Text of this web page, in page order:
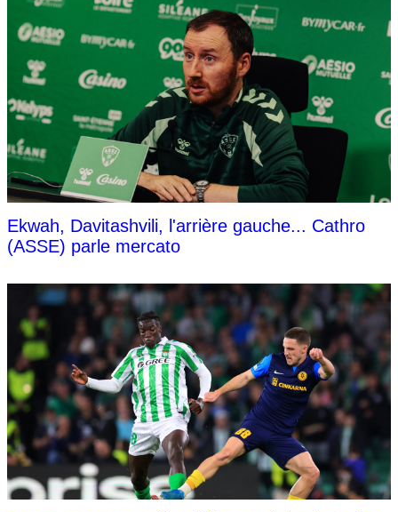
Ekwah, Davitashvili, l'arrière gauche... Cathro
(ASSE) parle mercato